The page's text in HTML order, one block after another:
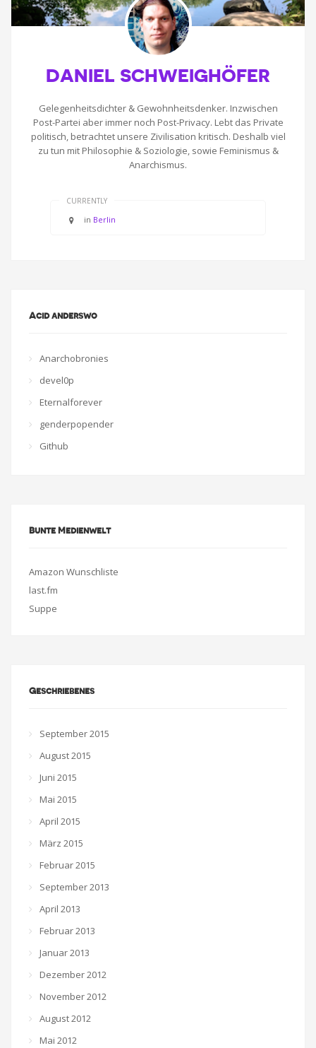
DANIEL SCHWEIGHÖFER
Gelegenheitsdichter & Gewohnheitsdenker. Inzwischen
Post-Partei aber immer noch Post-Privacy. Lebt das Private
politisch, betrachtet unsere Zivilisation kritisch. Deshalb viel
zu tun mit Philosophie & Soziologie, sowie Feminismus &
Anarchismus.
CURRENTLY
in Berlin
Acid anderswo
Anarchobronies
devel0p
Eternalforever
genderpopender
Github
Bunte Medienwelt
Amazon Wunschliste
last.fm
Suppe
Geschriebenes
September 2015
August 2015
Juni 2015
Mai 2015
April 2015
März 2015
Februar 2015
September 2013
April 2013
Februar 2013
Januar 2013
Dezember 2012
November 2012
August 2012
Mai 2012